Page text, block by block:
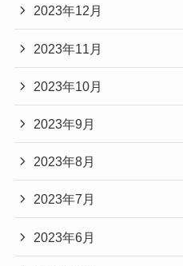
2023年12月
2023年11月
2023年10月
2023年9月
2023年8月
2023年7月
2023年6月